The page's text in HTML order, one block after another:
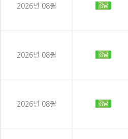
2026년 08월 강남
2026년 08월 강남
2026년 08월 강남